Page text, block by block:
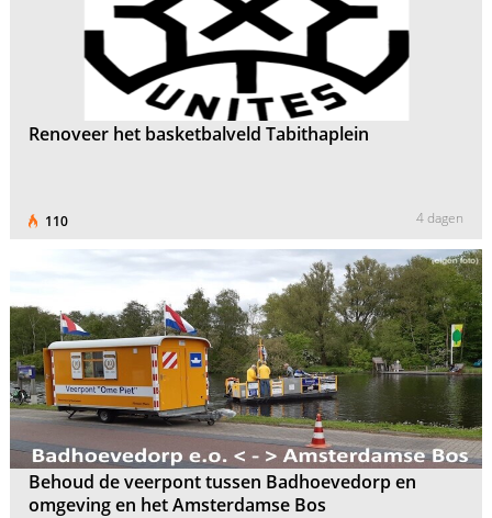
Renoveer het basketbalveld Tabithaplein
110 4 dagen
Behoud de veerpont tussen Badhoevedorp en
omgeving en het Amsterdamse Bos